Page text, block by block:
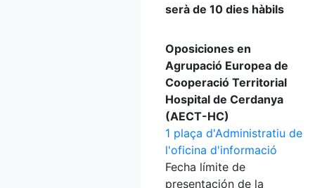
serà de 10 dies hàbils
Oposiciones en
Agrupació Europea de
Cooperació Territorial
Hospital de Cerdanya
(AECT-HC)
1 plaça d'Administratiu de
l'oficina d'informació
Fecha límite de
presentación de la